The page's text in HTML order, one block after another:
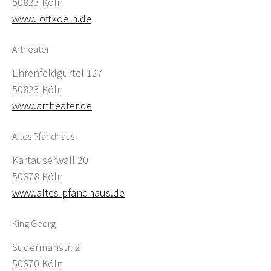
www.loftkoeln.de
Artheater
Ehrenfeldgürtel 127
50823 Köln
www.artheater.de
Altes Pfandhaus
Kartäuserwall 20
50678 Köln
www.altes-pfandhaus.de
King Georg
Sudermanstr. 2
50670 Köln